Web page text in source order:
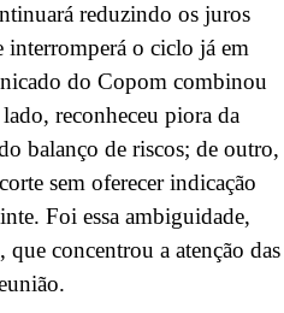
reduzindo os juros
interromperá o ciclo já em
do Copom combinou
reconheceu piora da
balanço de riscos; de outro,
sem oferecer indicação
Foi essa ambiguidade,
concentrou a atenção das